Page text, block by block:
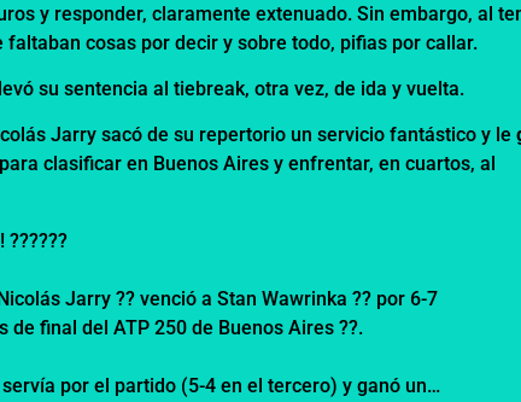
y responder, claramente extenuado. Sin embargo, al
cosas por decir y sobre todo, pifias por callar.
su sentencia al tiebreak, otra vez, de ida y vuelta.
Jarry sacó de su repertorio un servicio fantástico y le
clasificar en Buenos Aires y enfrentar, en cuartos, al
??????
Jarry ?? venció a Stan Wawrinka ?? por 6-7
de final del ATP 250 de Buenos Aires ??.
servía por el partido (5-4 en el tercero) y ganó un…